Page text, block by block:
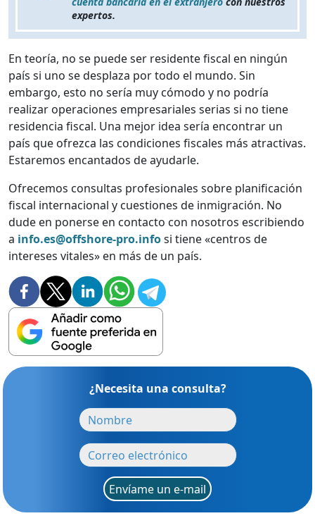
expertos.
En teoría, no se puede ser residente fiscal en ningún
país si uno se desplaza por todo el mundo. Sin
embargo, esto no sería muy cómodo y no podría
realizar operaciones empresariales serias si no tiene
residencia fiscal. Una mejor idea sería encontrar un
país que ofrezca las condiciones fiscales más atractivas.
Estaremos encantados de ayudarle.
Ofrecemos consultas profesionales sobre planificación
fiscal internacional y cuestiones de inmigración. No
dude en ponerse en contacto con nosotros escribiendo
a info.es@offshore-pro.infosi tiene «centros de
intereses vitales» en más de un país.
¿Necesita una consulta?
Envíame un e-mail